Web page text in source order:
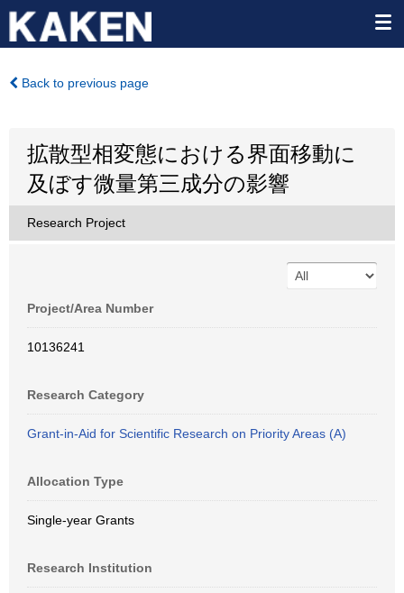
Back to previous page
拡散型相変態における界面移動に
及ぼす微量第三成分の影響
Research Project
Project/Area Number
10136241
Research Category
Grant-in-Aid for Scientific Research on Priority Areas (A)
Allocation Type
Single-year Grants
Research Institution